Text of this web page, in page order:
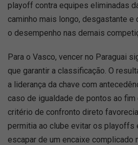
playoff contra equipes eliminadas
caminho mais longo, desgastante e
o desempenho nas demais
Para o Vasco, vencer no Paraguai
que garantir a classificação. O
a liderança da chave com
caso de igualdade de pontos ao
critério de confronto direto
permitia ao clube evitar os playoffs
escapar de um encaixe complicado